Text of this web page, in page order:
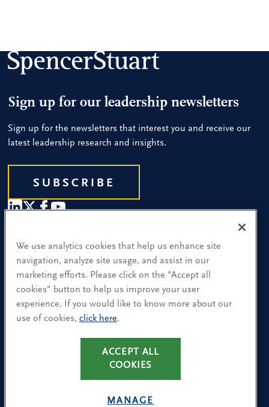
Sign up for our leadership newsletters
Sign up for the newsletters that interest you and receive our
latest leadership research and insights.
SUBSCRIBE
Our People
Find a Location
Research and Insight
What We Do
We use analytics cookies that help us enhance site
navigation, analyze site usage, and assist in our
marketing efforts. Please click on the "Accept all
cookies" button to help us improve your user
experience. If you would like to know more about our
use of cookies, click here.
ACCEPT ALL
COOKIES
MANAGE